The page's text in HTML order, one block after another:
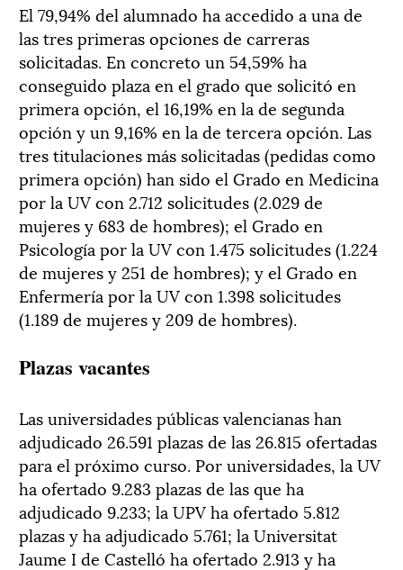
El 79,94% del alumnado ha accedido a una de
las tres primeras opciones de carreras
solicitadas. En concreto un 54,59% ha
conseguido plaza en el grado que solicitó en
primera opción, el 16,19% en la de segunda
opción y un 9,16% en la de tercera opción. Las
tres titulaciones más solicitadas (pedidas como
primera opción) han sido el Grado en Medicina
por la UV con 2.712 solicitudes (2.029 de
mujeres y 683 de hombres); el Grado en
Psicología por la UV con 1.475 solicitudes (1.224
de mujeres y 251 de hombres); y el Grado en
Enfermería por la UV con 1.398 solicitudes
(1.189 de mujeres y 209 de hombres).
Plazas vacantes
Las universidades públicas valencianas han
adjudicado 26.591 plazas de las 26.815 ofertadas
para el próximo curso. Por universidades, la UV
ha ofertado 9.283 plazas de las que ha
adjudicado 9.233; la UPV ha ofertado 5.812
plazas y ha adjudicado 5.761; la Universitat
Jaume I de Castelló ha ofertado 2.913 y ha